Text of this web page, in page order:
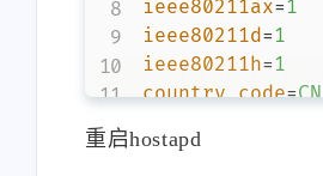
ieee80211ax=1
ieee80211d=1
ieee80211h=1
country_code=CN
wpa=2
重启hostapd